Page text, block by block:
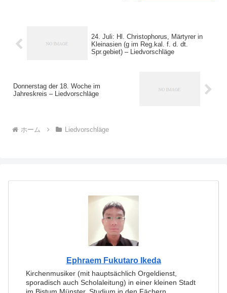
24. Juli: Hl. Christophorus, Märtyrer in
Kleinasien (g im Reg.kal. f. d. dt.
Spr.gebiet) – Liedvorschläge
Donnerstag der 18. Woche im
Jahreskreis – Liedvorschläge
ホーム Liedvorschläge
Ephraem Fukutaro Ikeda
Kirchenmusiker (mit hauptsächlich Orgeldienst,
sporadisch auch Scholaleitung) in einer kleinen Stadt